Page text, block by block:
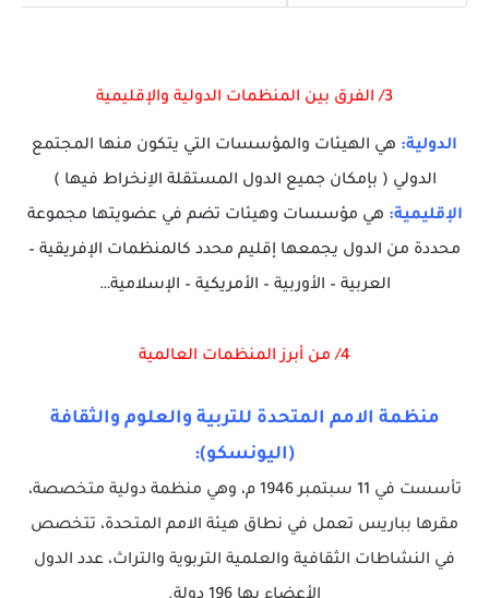
3/ الفرق بين المنظمات الدولية والإقليمية
الدولية: هي الهيئات والمؤسسات التي يتكون منها المجتمع
الدولي ( بإمكان جميع الدول المستقلة الاِنخراط فيها )
الإقليمية: هي مؤسسات وهيئات تضم في عضويتها مجموعة
محددة من الدول يجمعها إقليم محدد كالمنظمات الإفريقية –
العربية – الأوربية – الأمريكية – الإسلامية…
4/ من أبرز المنظمات العالمية
منظمة الامم المتحدة للتربية والعلوم والثقافة
(اليونسكو):
تأسست في 11 سبتمبر 1946 م، وهي منظمة دولية متخصصة،
مقرها بباريس تعمل في نطاق هيئة الامم المتحدة، تتخصص
في النشاطات الثقافية والعلمية التربوية والتراث، عدد الدول